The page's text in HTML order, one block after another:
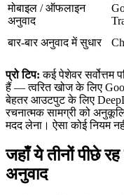
मोबाइल / ऑफलाइन
अनुवाद
बार-बार अनुवाद में सुधार
प्रो टिप: कई पेशेवर सर्वोत्तम
हैं — त्वरित खोज के लिए
बेहतर आउटपुट के लिए
रचनात्मक सामग्री को
मदद लेना। ऐसा कोई नियम
जहाँ ये तीनों पीछे
अनुवाद